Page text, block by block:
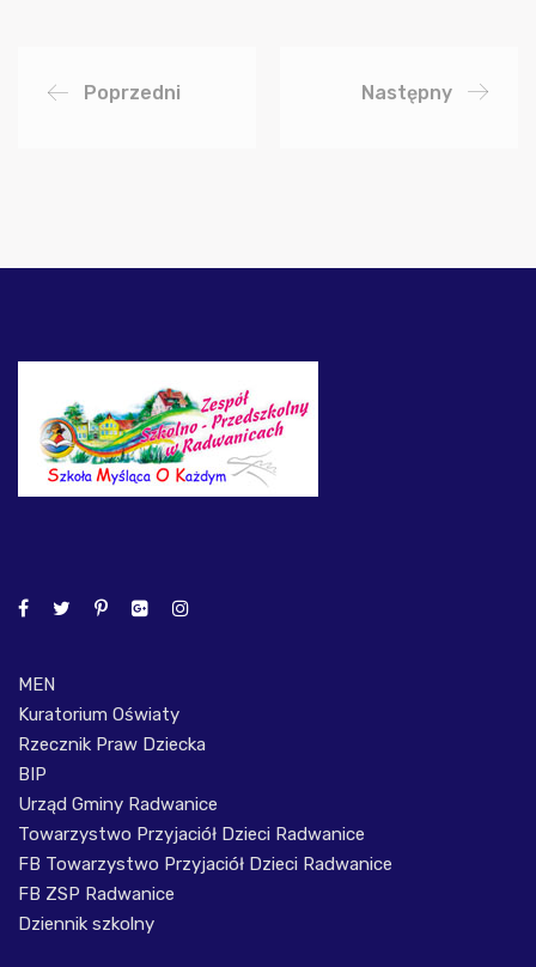
Poprzedni Następny
MEN
Kuratorium Oświaty
Rzecznik Praw Dziecka
BIP
Urząd Gminy Radwanice
Towarzystwo Przyjaciół Dzieci Radwanice
FB Towarzystwo Przyjaciół Dzieci Radwanice
FB ZSP Radwanice
Dziennik szkolny